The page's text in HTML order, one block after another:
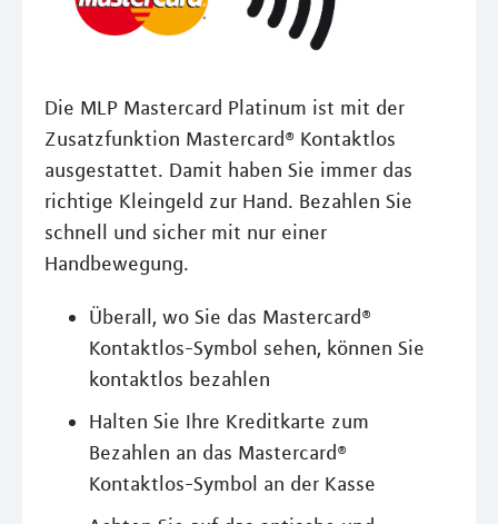
Die MLP Mastercard Platinum ist mit der
Zusatzfunktion Mastercard® Kontaktlos
ausgestattet. Damit haben Sie immer das
richtige Kleingeld zur Hand. Bezahlen Sie
schnell und sicher mit nur einer
Handbewegung.
Überall, wo Sie das Mastercard®
Kontaktlos-Symbol sehen, können Sie
kontaktlos bezahlen
Halten Sie Ihre Kreditkarte zum
Bezahlen an das Mastercard®
Kontaktlos-Symbol an der Kasse